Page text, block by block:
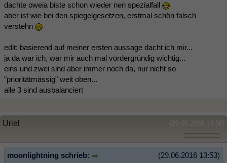
dachte oweia biste schon wieder nen spezialfall
aber ist wie bei den spiegelgesetzen, erstmal schön falsch
verstehn
edit: basierend auf meiner ersten aussage dacht ich mir...
ja da war ich, war mir auch mal vordergründig wichtig...
eins und zwei sind aber immer noch da, nur nicht so
"prioritätmässig" weit oben...
alle 3 sind ausbalanciert
(29.06.2016 13:56)
Uriel
(29.06.2016 13:53)
moonlightning schrieb: